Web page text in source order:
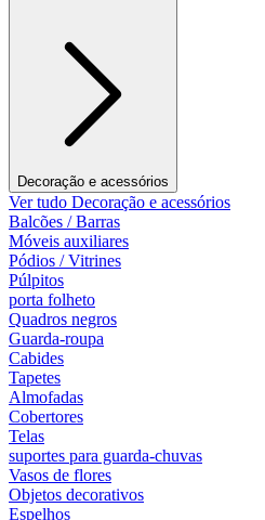
Decoração e acessórios
Ver tudo Decoração e acessórios
Balcões / Barras
Móveis auxiliares
Pódios / Vitrines
Púlpitos
porta folheto
Quadros negros
Guarda-roupa
Cabides
Tapetes
Almofadas
Cobertores
Telas
suportes para guarda-chuvas
Vasos de flores
Objetos decorativos
Espelhos